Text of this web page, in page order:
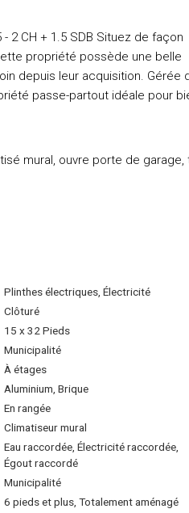
- 2 CH + 1.5 SDB Situez de façon
propriété possède une belle
depuis leur acquisition. Gérée
passe-partout idéale pour
mural, ouvre porte de garage,
Plinthes électriques, Électricité
Clôturé
15 x 32 Pieds
Municipalité
À étages
Aluminium, Brique
En rangée
Climatiseur mural
Eau raccordée, Électricité raccordée,
Égout raccordé
Municipalité
6 pieds et plus, Totalement aménagé